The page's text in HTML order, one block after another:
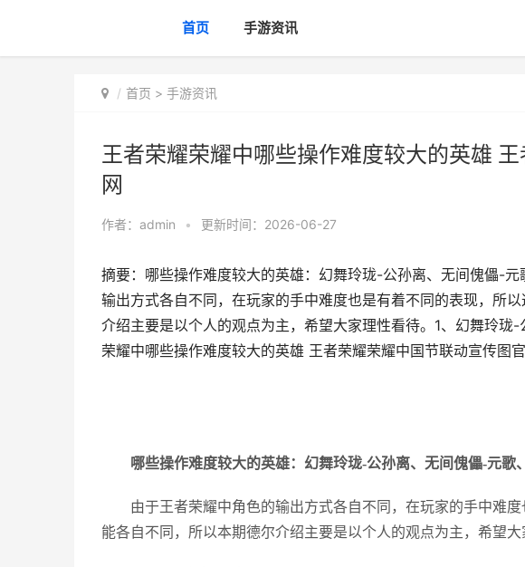
首页 手游资讯
首页 > 手游资讯
王者荣耀荣耀中哪些操作难度较大的英雄
网
作者： admin • 更新时间：2026-06-27
摘要：哪些操作难度较大的英雄：幻舞玲珑-公孙离、无间傀儡-
输出方式各自不同，在玩家的手中难度也是有着不同的表现，所
介绍主要是以个人的观点为主，希望大家理性看待。1、幻舞玲珑
荣耀中哪些操作难度较大的英雄 王者荣耀荣耀中国节联动宣传图
哪些操作难度较大的英雄：幻舞玲珑-公孙离、无间傀儡-元歌
由于王者荣耀中角色的输出方式各自不同，在玩家的手中难
能各自不同，所以本期德尔介绍主要是以个人的观点为主，希望大